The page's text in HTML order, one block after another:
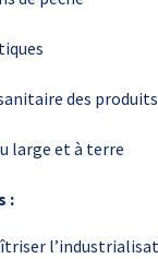
des produits
large et à terre
: